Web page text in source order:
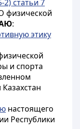
2) статьи 7
физической
:
этику
и спорта
настоящего
Республики